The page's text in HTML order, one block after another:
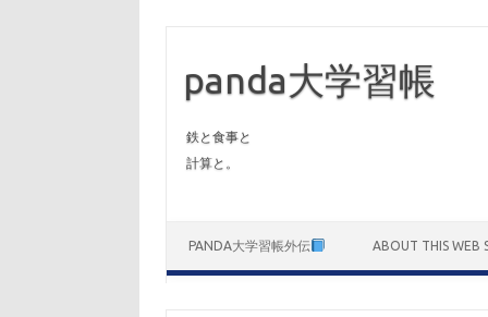
panda大学習帳
鉄と食事と
計算と。
PANDA大学習帳外伝 ABOUT THIS WEB